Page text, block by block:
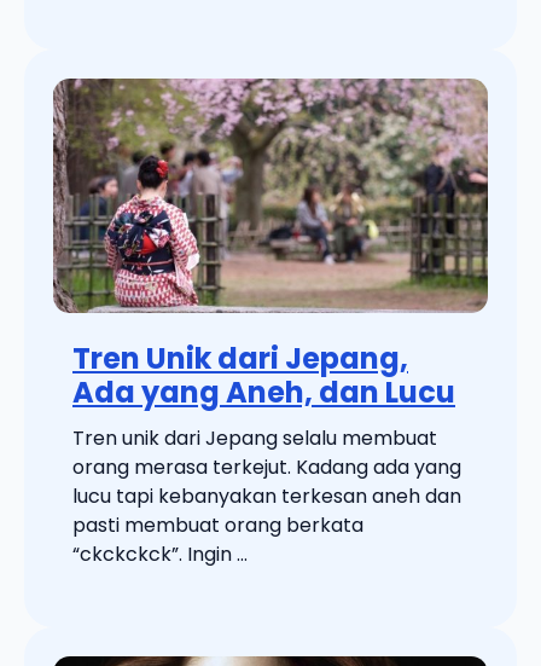
Tren Unik dari Jepang,
Ada yang Aneh, dan Lucu
Tren unik dari Jepang selalu membuat
orang merasa terkejut. Kadang ada yang
lucu tapi kebanyakan terkesan aneh dan
pasti membuat orang berkata
“ckckckck”. Ingin ...